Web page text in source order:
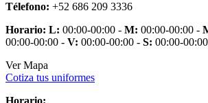
Télefono: +52 686 209 3336
Horario: L: 00:00-00:00 - M: 00:00-00:00 -
00:00-00:00 - V: 00:00-00:00 - S: 00:00-
Ver Mapa
Cotiza tus uniformes